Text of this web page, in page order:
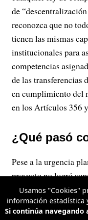
de
reconozca que no
tienen las mismas
institucionales para
competencias
de las transferencias
en cumplimiento del
en los Artículos 356
¿Qué pasó
Pese a la urgencia
proyecto no logró
de que terminara la
culminó el 20 de
Usamos "Cookies"
información estadística
Si continúa navegando